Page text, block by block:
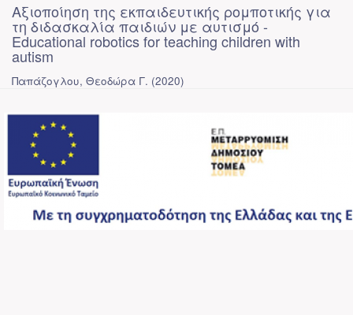
Αξιοποίηση της εκπαιδευτικής ρομποτικής για
τη διδασκαλία παιδιών με αυτισμό -
Educational robotics for teaching children with
autism
Παπάζογλου, Θεοδώρα Γ. (2020)